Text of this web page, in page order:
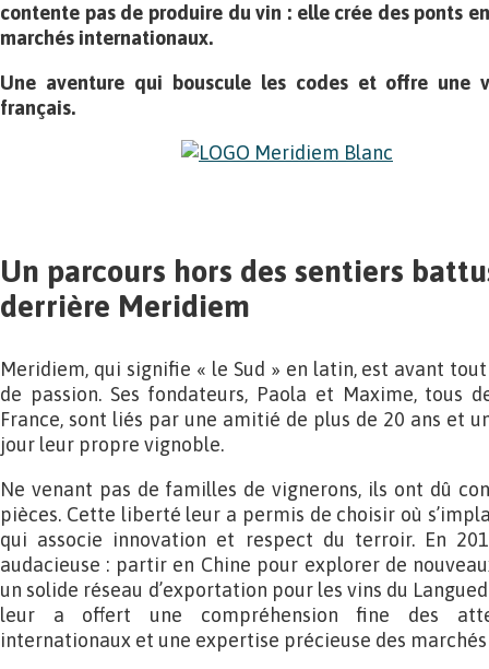
contente pas de produire du vin : elle crée des ponts
marchés internationaux.
Une aventure qui bouscule les codes et offre une
français.
Un parcours hors des sentiers
derrière Meridiem
Meridiem, qui signifie « le Sud » en latin, est avant
de passion. Ses fondateurs, Paola et Maxime, tous
France, sont liés par une amitié de plus de 20 ans et
jour leur propre vignoble.
Ne venant pas de familles de vignerons, ils ont dû
pièces. Cette liberté leur a permis de choisir où
qui associe innovation et respect du terroir. En
audacieuse : partir en Chine pour explorer de
un solide réseau d’exportation pour les vins du
leur a offert une compréhension fine des
internationaux et une expertise précieuse des